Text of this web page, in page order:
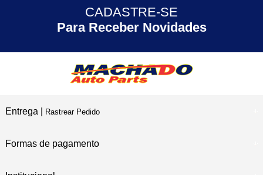
30 ANOS
CADASTRE-SE
Para Receber Novidades
Entrega | Rastrear Pedido
Formas de pagamento